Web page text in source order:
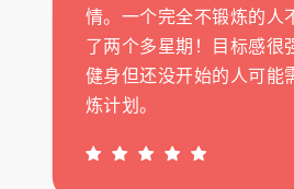
情。一个完全不锻炼的人
了两个多星期！目标感很
健身但还没开始的人可能
炼计划。